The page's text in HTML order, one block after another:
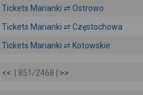
Tickets Marianki ⇄ Ostrowo
Tickets Marianki ⇄ Częstochowa
Tickets Marianki ⇄ Kotowskie
<< | 851/2468 | >>